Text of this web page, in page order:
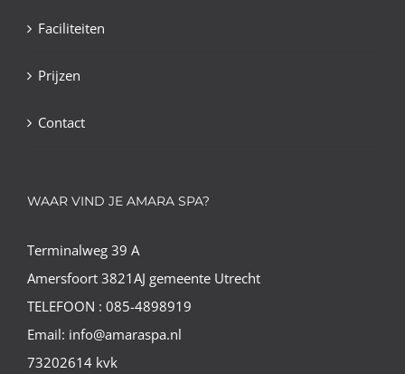
Faciliteiten
Prijzen
Contact
WAAR VIND JE AMARA SPA?
Terminalweg 39 A
Amersfoort 3821AJ gemeente Utrecht
TELEFOON : 085-4898919
Email: info@amaraspa.nl
73202614 kvk